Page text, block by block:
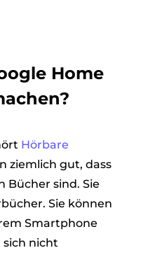
Home
Hörbare
ziemlich gut, dass
Bücher sind. Sie
Sie können
Smartphone
sich nicht